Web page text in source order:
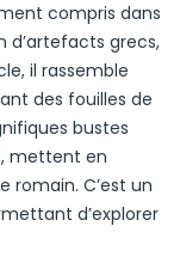
compris dans
d’artefacts grecs,
il rassemble
des fouilles de
bustes
mettent en
romain. C’est un
d’explorer